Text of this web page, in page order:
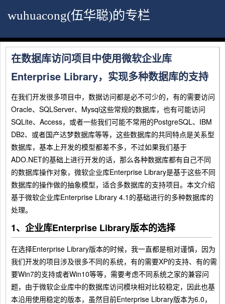
wuhuacong(伍华聪)的专栏
在数据库访问项目中使用微软企业库
Enterprise Library，实现多种数据库的支持
在我们开发很多项目中，数据访问都是必不可少的，有的需要访问
Oracle、SQLServer、Mysql这些常规的数据库，也有可能访问
SQLite、Access，或者一些我们可能不常用的PostgreSQL、IBM
DB2、或者国产达梦数据库等等，这些数据库的共同特点是关系型
数据库，基本上开发的模型都差不多，不过如果我们基于
ADO.NET的基础上进行开发的话，那么各种数据库都有自己不同
的数据库操作对象，微软企业库Enterprise Library是基于这些不同
数据库的操作做的抽象模型，适合多数据库的支持项目。本文介绍
基于微软企业库Enterprise Library 4.1的基础进行的多种数据库的
处理。
1、企业库Enterprise Library版本的选择
在选择Enterprise Library版本的时候，我一直都是相对谨慎，因为
我们开发的项目涉及很多不同的系统，有的需要XP的支持、有的需
要Win7的支持或者Win10等等，需要考虑不同系统之家的兼容问
题，由于微软企业库中的数据库访问模块相对比较稳定，因此也基
本沿用使用稳定的版本，虽然目前Enterprise Library版本为6.0，